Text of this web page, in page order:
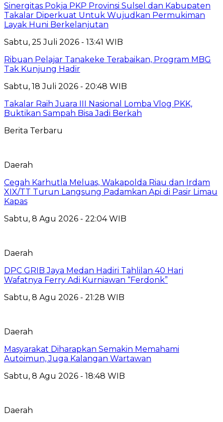
Sinergitas Pokja PKP Provinsi Sulsel dan Kabupaten
Takalar Diperkuat Untuk Wujudkan Permukiman
Layak Huni Berkelanjutan
Sabtu, 25 Juli 2026 - 13:41 WIB
Ribuan Pelajar Tanakeke Terabaikan, Program MBG
Tak Kunjung Hadir
Sabtu, 18 Juli 2026 - 20:48 WIB
Takalar Raih Juara III Nasional Lomba Vlog PKK,
Buktikan Sampah Bisa Jadi Berkah
Berita Terbaru
Daerah
Cegah Karhutla Meluas, Wakapolda Riau dan Irdam
XIX/TT Turun Langsung Padamkan Api di Pasir Limau
Kapas
Sabtu, 8 Agu 2026 - 22:04 WIB
Daerah
DPC GRIB Jaya Medan Hadiri Tahlilan 40 Hari
Wafatnya Ferry Adi Kurniawan “Ferdonk”
Sabtu, 8 Agu 2026 - 21:28 WIB
Daerah
Masyarakat Diharapkan Semakin Memahami
Autoimun, Juga Kalangan Wartawan
Sabtu, 8 Agu 2026 - 18:48 WIB
Daerah